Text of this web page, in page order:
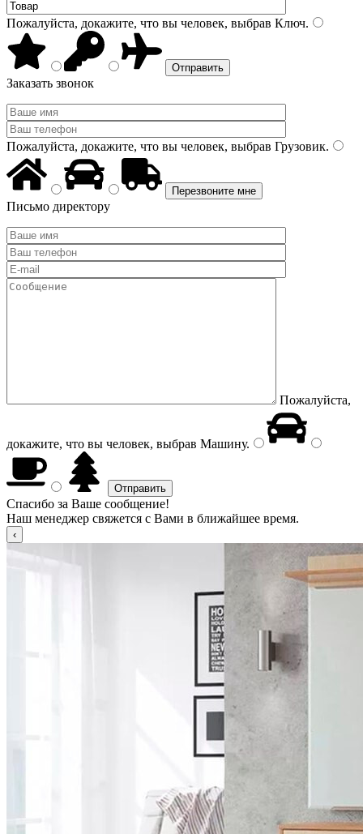
Пожалуйста, докажите, что вы человек, выбрав Ключ.
Заказать звонок
Пожалуйста, докажите, что вы человек, выбрав Грузовик.
Письмо директору
Пожалуйста,
докажите, что вы человек, выбрав Машину.
Спасибо за Ваше сообщение!
Наш менеджер свяжется с Вами в ближайшее время.